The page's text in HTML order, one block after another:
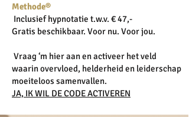
Methode®
Inclusief hypnotatie t.w.v. € 47,-
Gratis beschikbaar. Voor nu. Voor jou.
Vraag ‘m hier aan en activeer het veld
waarin overvloed, helderheid en leiderschap
moeiteloos samenvallen.
JA, IK WIL DE CODE ACTIVEREN